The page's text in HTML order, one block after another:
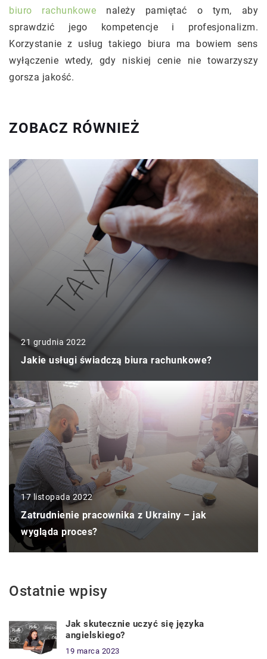
biuro rachunkowe należy pamiętać o tym, aby
sprawdzić jego kompetencje i profesjonalizm.
Korzystanie z usług takiego biura ma bowiem sens
wyłączenie wtedy, gdy niskiej cenie nie towarzyszy
gorsza jakość.
ZOBACZ RÓWNIEŻ
21 grudnia 2022
Jakie usługi świadczą biura rachunkowe?
17 listopada 2022
Zatrudnienie pracownika z Ukrainy – jak
wygląda proces?
Ostatnie wpisy
Jak skutecznie uczyć się języka
angielskiego?
19 marca 2023